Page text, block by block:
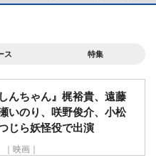
ス 特集
んちゃん』梶裕貴、遠藤
いのり、咲野俊介、小松
じら妖怪役で出演
｜映画｜